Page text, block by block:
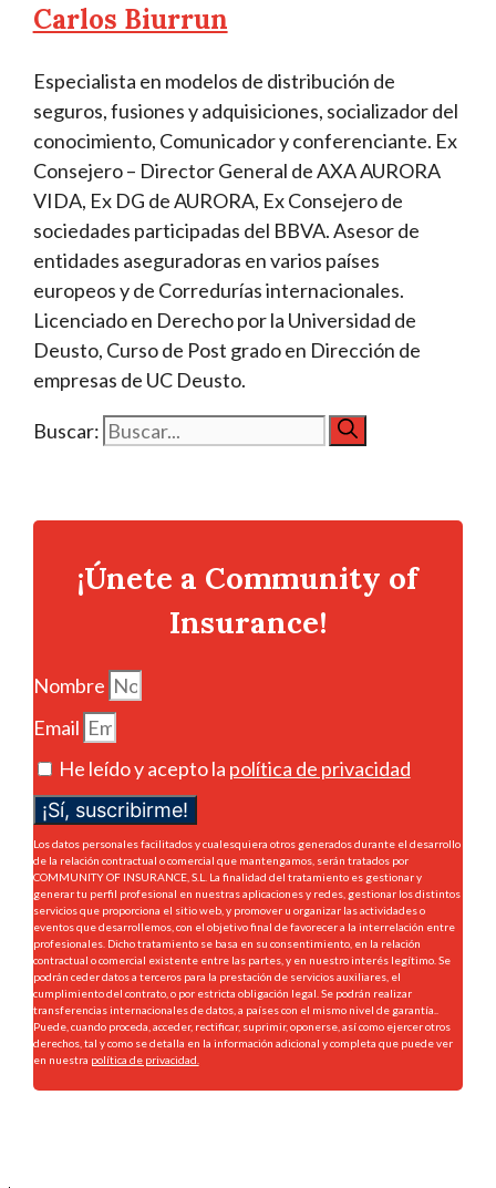
Carlos Biurrun
Especialista en modelos de distribución de
seguros, fusiones y adquisiciones, socializador del
conocimiento, Comunicador y conferenciante. Ex
Consejero – Director General de AXA AURORA
VIDA, Ex DG de AURORA, Ex Consejero de
sociedades participadas del BBVA. Asesor de
entidades aseguradoras en varios países
europeos y de Corredurías internacionales.
Licenciado en Derecho por la Universidad de
Deusto, Curso de Post grado en Dirección de
empresas de UC Deusto.
Buscar:
¡Únete a Community of
Insurance!
Nombre
Email
He leído y acepto la política de privacidad
¡Sí, suscribirme!
Los datos personales facilitados y cualesquiera otros generados durante el desarrollo
de la relación contractual o comercial que mantengamos, serán tratados por
COMMUNITY OF INSURANCE, S.L. La finalidad del tratamiento es gestionar y
generar tu perfil profesional en nuestras aplicaciones y redes, gestionar los distintos
servicios que proporciona el sitio web, y promover u organizar las actividades o
eventos que desarrollemos, con el objetivo final de favorecer a la interrelación entre
profesionales. Dicho tratamiento se basa en su consentimiento, en la relación
contractual o comercial existente entre las partes, y en nuestro interés legítimo. Se
podrán ceder datos a terceros para la prestación de servicios auxiliares, el
cumplimiento del contrato, o por estricta obligación legal. Se podrán realizar
transferencias internacionales de datos, a países con el mismo nivel de garantía..
Puede, cuando proceda, acceder, rectificar, suprimir, oponerse, así como ejercer otros
derechos, tal y como se detalla en la información adicional y completa que puede ver
en nuestra política de privacidad.